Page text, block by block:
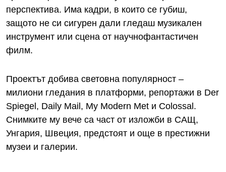
перспектива. Има кадри, в които се губиш,
защото не си сигурен дали гледаш музикален
инструмент или сцена от научнофантастичен
филм.
Проектът добива световна популярност –
милиони гледания в платформи, репортажи в Der
Spiegel, Daily Mail, My Modern Met и Colossal.
Снимките му вече са част от изложби в САЩ,
Унгария, Швеция, предстоят и още в престижни
музеи и галерии.